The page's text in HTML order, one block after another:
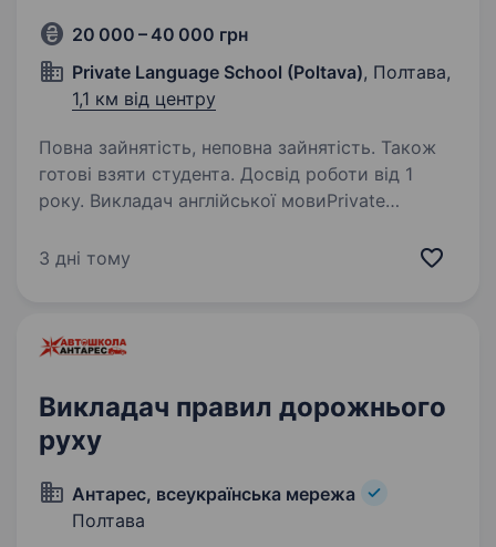
20 000 – 40 000 грн
Private Language School (Poltava), Полтава,
1,1 км від центру
Повна зайнятість, неповна зайнятість. Також
готові взяти студента. Досвід роботи від 1
року. Викладач англійської мовиPrivate
Можливість розвитку в команді професіоналів
3 дні тому
Викладач правил дорожнього
руху
Антарес, всеукраїнська мережа
Полтава